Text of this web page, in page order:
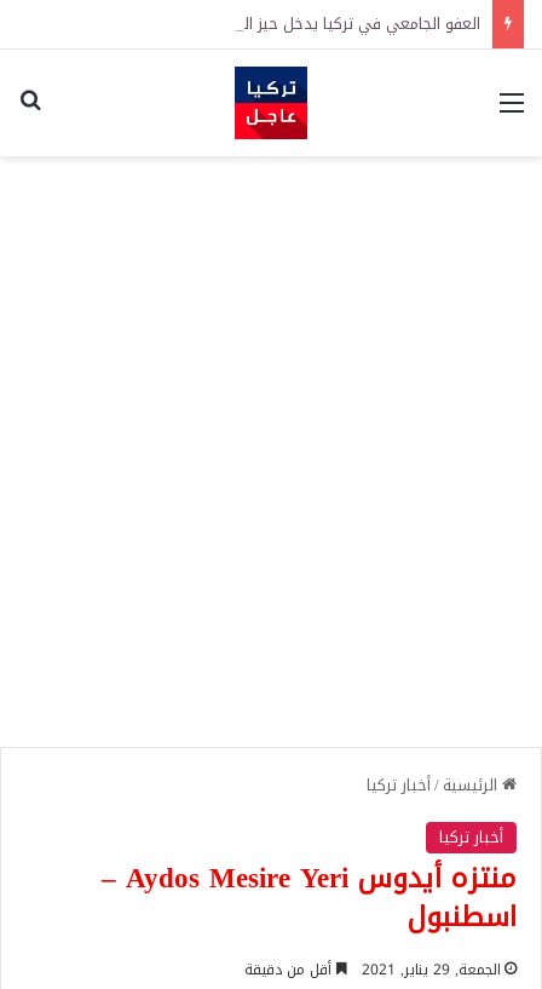
العفو الجامعي في تركيا يدخل حيز التنفيذ رسمياً
القائمة
الرئيسية/أخبار تركيا
أخبار تركيا
منتزه أيدوس Aydos Mesire Yeri –
اسطنبول
الجمعة, 29 يناير, 2021 أقل من دقيقة